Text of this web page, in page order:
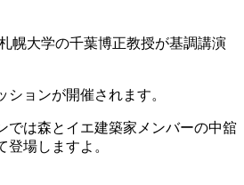
幌大学の千葉博正教授が基調講演
ョンが開催されます。
では森とイエ建築家メンバーの中舘
登場しますよ。